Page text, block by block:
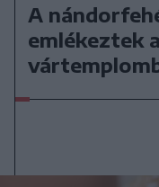
A
emlékeztek